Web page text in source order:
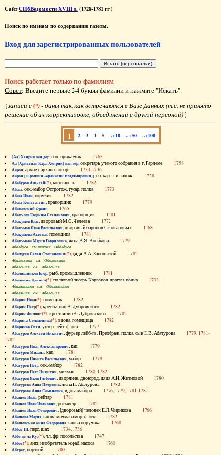
СайтСПбВедомости XVIII в. (1728-1781 гг.)
Поиск по именам по содержанию газеты.
Вход для зарегистрированных пользователей
Поиск работает только по фамилиям
Совет: Введите первые 2-4 буквы фамилии и нажмите "Искать".
{записи с(*)- даны так, как встречаются в Базе Данных (т.е. не принято
решение об их корректировке, объединении с другой персоной) }
1 2 3 4 5 ..+10 ..+50 ..+100
[Аа] Хенрик ван дер, гол. приказчик 1763
Аа [Христиан Карл Хенрик] ван дер, секретарь ученого собрания в г. Гарлеме 1758
Аарон, архиеп. архангелогор. 1734-1736
Аарон [(Еропкин Афанасий Владимирович)], еп. карел. и ладож. 1728
Абабуров Алексей(*), констапель 1782
Абаза, сек.-майор Острогож. гусар. полка 1773
Абаза Иван, поручик 1782
Абаза Константин, прапорщик 1779
Абаковский Франц 1765
Абакулов Евдоким Степанович, прапорщик 1781
Абакумов Влас, дворовый М.С. Челеева 1772
Абакумов Яков Васильевич, дворовый баронов Строгановых 1768
Абакумова Авдотья, помещица 1781
Абакумова Мария Гавриловна, жена В.Я. Воейкова 1779
Абалдуев см. также Оболдуев
Абалдуев Семен Степанович(*), дядя А.А. Запольской 1782
Абаленская см. Оболенская
Абалешев см. Аболешев
Абалишников Егор, рыб. промышленник 1781
Абалыхин Даниил(*), полковой писарь Каргопол. драгун. полка 1733
Абальянинов см. Обольянинов
Абаляшев см. Аболешев
Абарин Иван(*), помещик 1782
Абарин Петр(*), крестьянин В. Дубровского 1782
Абарин Филипп(*), крестьянин В. Дубровского 1782
Абарина Соломонида(*), вдова, помещица 1782
Абаринов Осип, унтер-лейт. флота 1777
Абатуров Алексей Никитич, фурьер лейб-гв. Преображ. полка, сын Н.В. Абатурова 1779, 1781-
1782
Абатуров Иван Александрович, кап. 1779
Абатуров Михаил, кап. 1781
Абатуров Никита Васильевич, майор 1779
Абатуров Петр, сек.-майор 1782
Абатуров Петр Никитич, мичман 1780, 1782
Абатуров Яков Глебович, дворянин, двоюрод. дядя А.И. Житновой 1780
Абатурова Анна Петровна, жена П. Абатурова 1782
Абатурова Анна Семеновна, вдова майора 1776, 1779, 1781-1782
Абашев Иван, рейтар 1781
Абашев Иван Иванович, ротмистр 1782
Абашев Иван Федорович, [дворовый] человек Е.Л. Чирикова 1766
Абашева Мария, вдова мичмана мор. флота 1782
Абашевская Анна Федоровна, вдова поручика 1768
Аббас III, перс. шах 1734, 1736
Аббе де ла Кур(*), чл. фр. посольства 1747
Аббот(*), англ. изобретатель кораб. насоса 1760
Абграт, портной 1780